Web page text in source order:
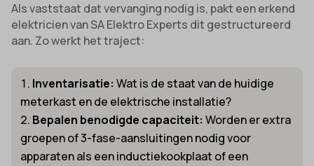
Als vaststaat dat vervanging nodig is, pakt een erkend
elektricien van SA Elektro Experts dit gestructureerd
aan. Zo werkt het traject:
Inventarisatie: Wat is de staat van de huidige
meterkast en de elektrische installatie?
Bepalen benodigde capaciteit: Worden er extra
groepen of 3-fase-aansluitingen nodig voor
apparaten als een inductiekookplaat of een